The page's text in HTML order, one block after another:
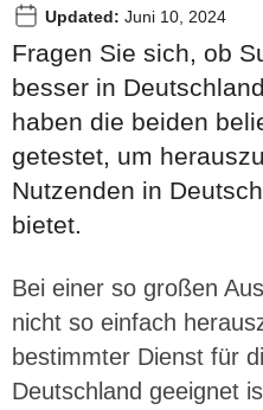
Updated: Juni 10, 2024
Fragen Sie sich, ob
besser in
haben die beiden
getestet, um
Nutzenden in
bietet.
Bei einer so großen
nicht so einfach
bestimmter Dienst für
Deutschland geeignet